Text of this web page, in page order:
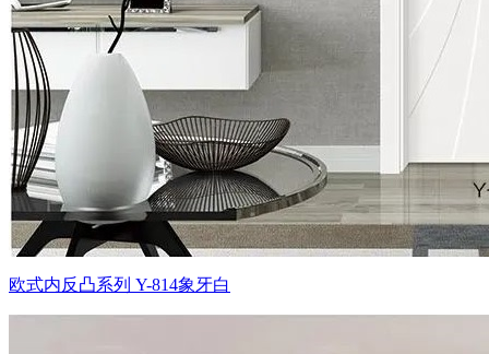
欧式内反凸系列 Y-814象牙白